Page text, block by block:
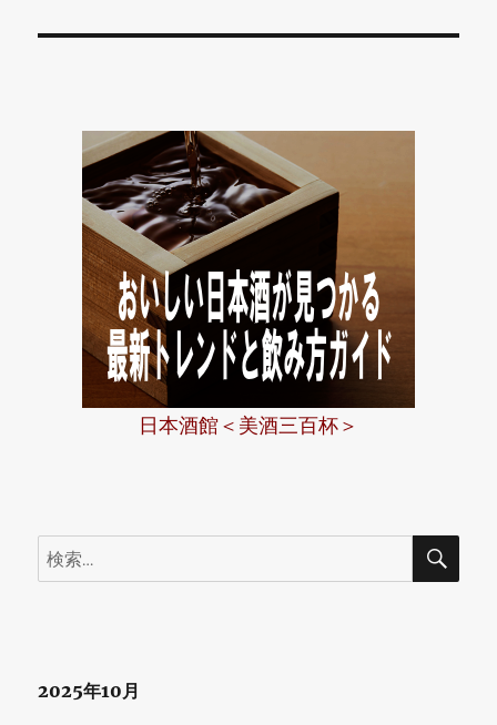
日本酒館＜美酒三百杯＞
検
索:
検
2025年10月